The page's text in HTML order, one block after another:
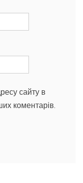
сайту в
коментарів.